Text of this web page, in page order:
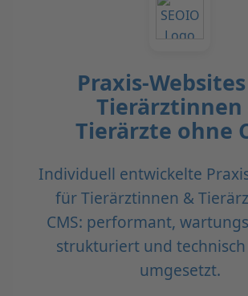
Praxis-
Tierärztinnen
Tierärzte ohne
Individuell entwickelte
für Tierärztinnen &
CMS: performant,
strukturiert und technisch
umgesetzt.